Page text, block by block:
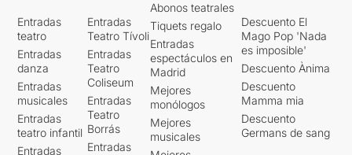
Entradas
teatro
Entradas
danza
Entradas
musicales
Entradas
teatro infantil
Entradas
Entradas
Teatro Tívoli
Entradas
Teatro
Coliseum
Entradas
Teatro
Borrás
Entradas
Abonos teatrales
Tiquets regalo
Entradas
espectáculos en
Madrid
Mejores
monólogos
Mejores
musicales
Descuento El
Mago Pop 'Nada
es imposible'
Descuento Ànima
Descuento
Mamma mia
Descuento
Germans de sang